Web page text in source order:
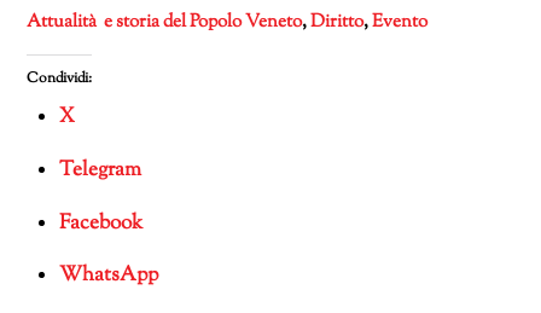
Attualità e storia del Popolo Veneto,Diritto,Evento
Condividi:
X
Telegram
Facebook
WhatsApp